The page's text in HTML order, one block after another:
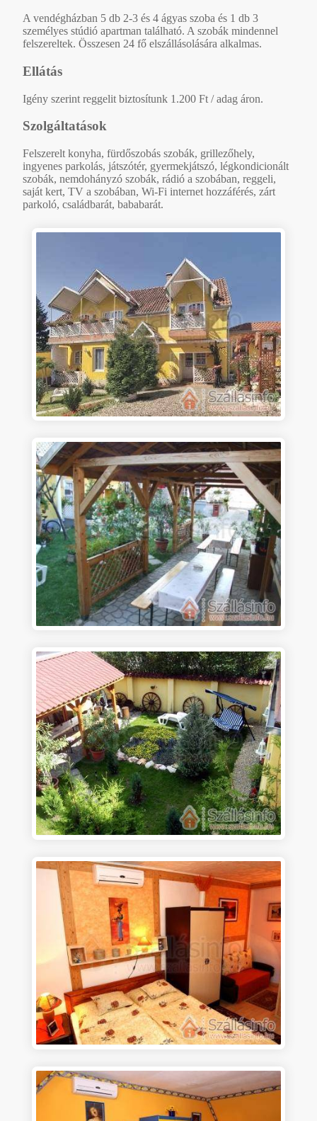
A vendégházban 5 db 2-3 és 4 ágyas szoba és 1 db 3
személyes stúdió apartman található. A szobák mindennel
felszereltek. Összesen 24 fő elszállásolására alkalmas.
Ellátás
Igény szerint reggelit biztosítunk 1.200 Ft / adag áron.
Szolgáltatások
Felszerelt konyha, fürdőszobás szobák, grillezőhely,
ingyenes parkolás, játszótér, gyermekjátszó, légkondicionált
szobák, nemdohányzó szobák, rádió a szobában, reggeli,
saját kert, TV a szobában, Wi-Fi internet hozzáférés, zárt
parkoló, családbarát, bababarát.